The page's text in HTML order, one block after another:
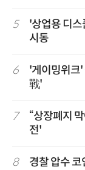
5
'상업용 디
시동
6
'게이밍위크
戰'
7
“상장폐지
전'
8 경찰 압수